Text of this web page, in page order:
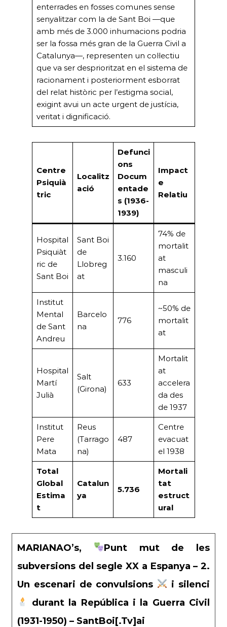
enterrades en fosses comunes sense
senyalitzar com la de Sant Boi —que
amb més de 3.000 inhumacions podria
ser la fossa més gran de la Guerra Civil a
Catalunya—, representen un col·lectiu
que va ser desprioritzat en el sistema de
racionament i posteriorment esborrat
del relat històric per l’estigma social,
exigint avui un acte urgent de justícia,
veritat i dignificació.
Centre
Psiquià
tric
Localitz
ació
Defunci
ons
Docum
entade
s (1936-
1939)
Impact
e
Relatiu
Hospital
Psiquiàt
ric de
Sant Boi
Sant Boi
de
Llobreg
at
3.160
74% de
mortalit
at
masculi
na
Institut
Mental
de Sant
Andreu
Barcelo
na
776
~50% de
mortalit
at
Hospital
Martí
Julià
Salt
(Girona)
633
Mortalit
at
accelera
da des
de 1937
Institut
Pere
Mata
Reus
(Tarrago
na)
487
Centre
evacuat
el 1938
Total
Global
Estima
t
Catalun
ya
5.736
Mortali
tat
estruct
ural
MARIANAO’s,
Punt mut de les
subversions del segle XX a Espanya – 2.
Un escenari de convulsions
i silenci
durant la República i la Guerra Civil
(1931-1950) – SantBoi[.Tv]ai